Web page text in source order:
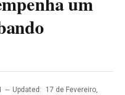
Updated:
17 de Fevereiro,